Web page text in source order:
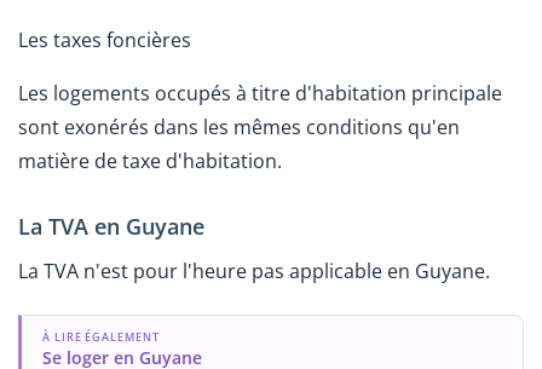
Les taxes foncières
Les logements occupés à titre d'habitation principale
sont exonérés dans les mêmes conditions qu'en
matière de taxe d'habitation.
La TVA en Guyane
La TVA n'est pour l'heure pas applicable en Guyane.
À LIRE ÉGALEMENT
Se loger en Guyane